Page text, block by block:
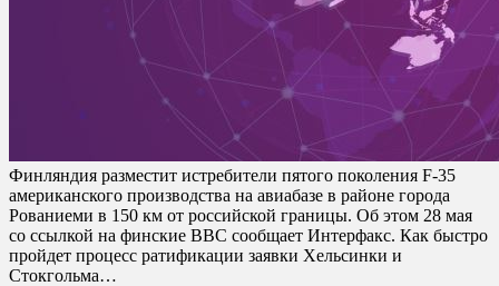
Финляндия разместит истребители пятого поколения F-35
американского производства на авиабазе в районе города
Рованиеми в 150 км от российской границы. Об этом 28 мая
со ссылкой на финские ВВС сообщает Интерфакс. Как быстро
пройдет процесс ратификации заявки Хельсинки и
Стокгольма…